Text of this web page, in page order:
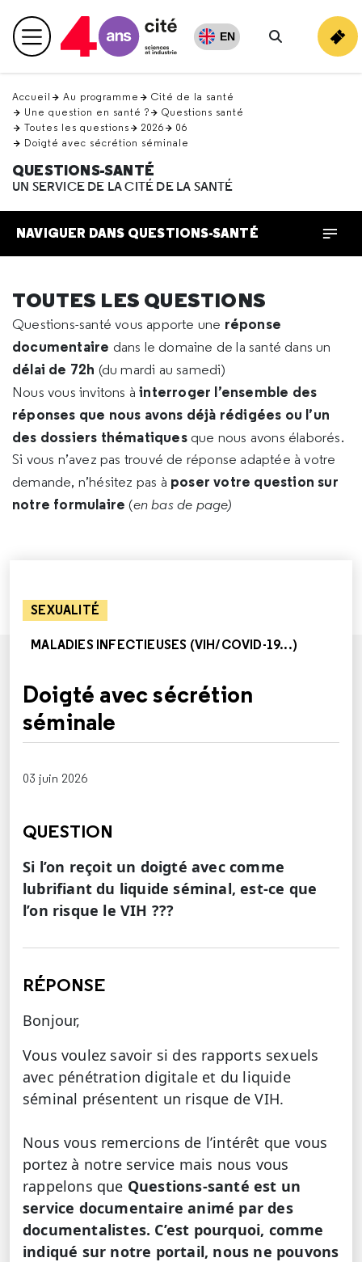
en
haut Menu principal EN
Rechercher
Accueil Au programme
Cité de la santé
Une question en santé ?
Questions santé
Toutes les questions
2026
06
Doigté avec sécrétion séminale
QUESTIONS-SANTÉ
UN SERVICE DE LA CITÉ DE LA SANTÉ
NAVIGUER DANS QUESTIONS-SANTÉ
TOUTES LES QUESTIONS
Questions-santé vous apporte une réponse
documentaire dans le domaine de la santé dans un
délai de 72h (du mardi au samedi)
Nous vous invitons àinterroger l’ensemble des
réponses que nous avons déjà rédigées ou l’un
des dossiers thématiques que nous avons élaborés.
Si vous n’avez pas trouvé de réponse adaptée à votre
demande, n’hésitez pas à poser votre question sur
notre formulaire (en bas de page)
SEXUALITÉ
MALADIES INFECTIEUSES (VIH/COVID-19...)
Doigté avec sécrétion
séminale
03 juin 2026
QUESTION
Si l’on reçoit un doigté avec comme
lubrifiant du liquide séminal, est-ce que
l’on risque le VIH ???
RÉPONSE
Bonjour,
Vous voulez savoir si des rapports sexuels
avec pénétration digitale et du liquide
séminal présentent un risque de VIH.
Nous vous remercions de l’intérêt que vous
portez à notre service mais nous vous
rappelons que Questions-santé est un
service documentaire animé par des
documentalistes. C’est pourquoi, comme
indiqué sur notre portail, nous ne pouvons